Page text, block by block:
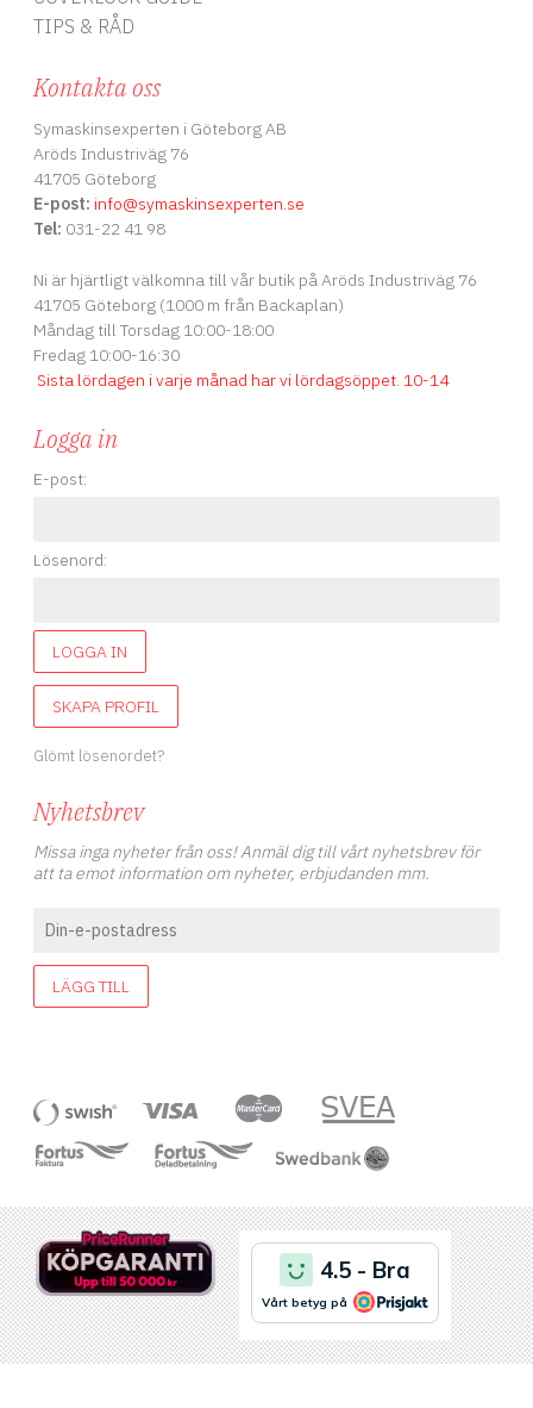
TIPS & RÅD
Kontakta oss
Symaskinsexperten i Göteborg AB
Aröds Industriväg 76
41705 Göteborg
E-post: info@symaskinsexperten.se
Tel: 031-22 41 98
Ni är hjärtligt välkomna till vår butik på Aröds Industriväg 76
41705 Göteborg (1000 m från Backaplan)
Måndag till Torsdag 10:00-18:00
Fredag 10:00-16:30
Sista lördagen i varje månad har vi lördagsöppet. 10-14
Logga in
E-post:
Lösenord:
LOGGA IN
SKAPA PROFIL
Glömt lösenordet?
Nyhetsbrev
Missa inga nyheter från oss! Anmäl dig till vårt nyhetsbrev för
att ta emot information om nyheter, erbjudanden mm.
LÄGG TILL